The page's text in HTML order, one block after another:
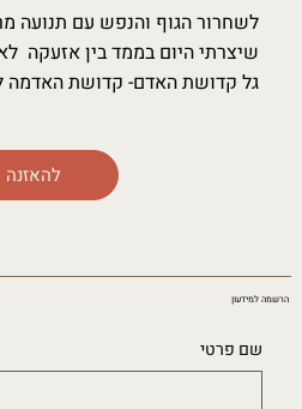
לשחרור הגוף והנפש עם תנועה
שיצרתי היום בממד בין אזעקה
גל קדושת האדם- קדושת
להאזנה
הרשמה למידעון
שם פרטי